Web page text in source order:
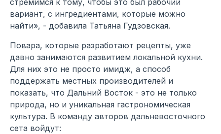
стремимся к тому, чтобы это был рабочий
вариант, с ингредиентами, которые можно
найти», - добавила Татьяна Гудзовская.
Повара, которые разработают рецепты, уже
давно занимаются развитием локальной кухни.
Для них это не просто имидж, а способ
поддержать местных производителей и
показать, что Дальний Восток - это не только
природа, но и уникальная гастрономическая
культура. В команду авторов дальневосточного
сета войдут: